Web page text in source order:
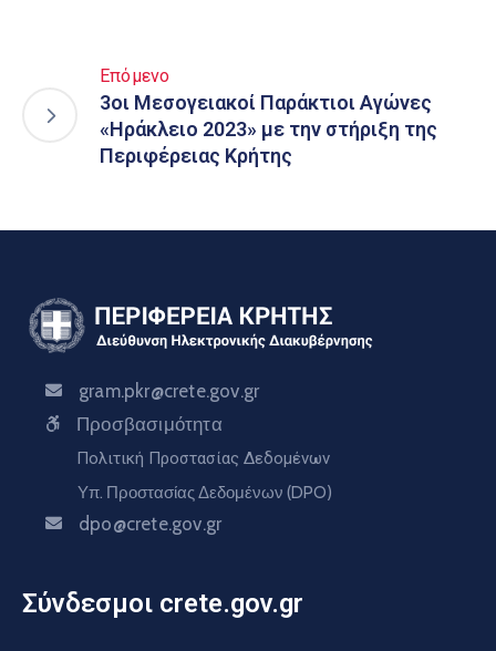
Επόμενο
3οι Μεσογειακοί Παράκτιοι Αγώνες
«Ηράκλειο 2023» με την στήριξη της
Περιφέρειας Κρήτης
gram.pkr@crete.gov.gr
Προσβασιμότητα
Πολιτική Προστασίας Δεδομένων
Υπ. Προστασίας Δεδομένων (DPO)
dpo@crete.gov.gr
Σύνδεσμοι crete.gov.gr